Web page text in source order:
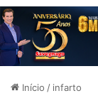
Início / infarto